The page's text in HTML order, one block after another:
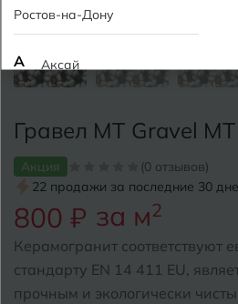
Гравел MT Gravel MT
Акция
(0 отзывов)
22 продажи за последние 30
800 ₽ за м2
Керамогранит соответствуют
стандарту EN 14 411 EU,
прочным и экологически
Ростов-на-Дону
А Аксай
Альметьевск
Анапа
Армавир
Б Барнаул Р